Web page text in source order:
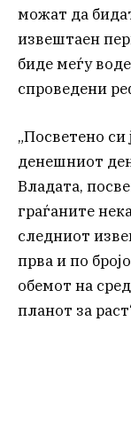
можат да
извештаен
биде меѓу
спроведени
„Посветено
денешниот
Владата,
граѓаните
следниот
прва и по
обемот на
планот за